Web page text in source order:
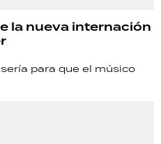
la nueva internación
para que el músico